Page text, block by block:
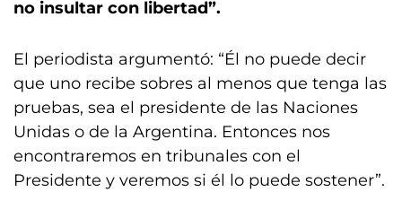
no insultar con libertad”.
El periodista argumentó: “Él no puede decir
que uno recibe sobres al menos que tenga las
pruebas, sea el presidente de las Naciones
Unidas o de la Argentina. Entonces nos
encontraremos en tribunales con el
Presidente y veremos si él lo puede sostener”.